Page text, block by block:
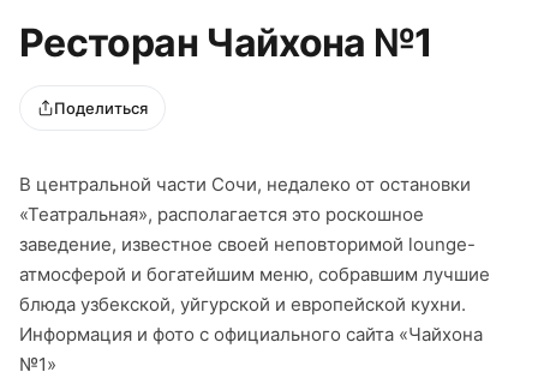
Ресторан Чайхона №1
Поделиться
В центральной части Сочи, недалеко от остановки
«Театральная», располагается это роскошное
заведение, известное своей неповторимой lounge-
атмосферой и богатейшим меню, собравшим лучшие
блюда узбекской, уйгурской и европейской кухни.
Информация и фото с официального сайта «Чайхона
№1»